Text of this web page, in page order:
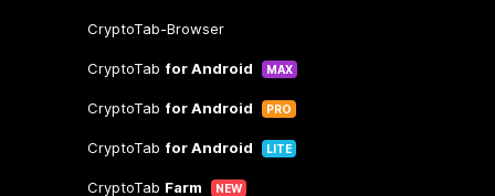
CryptoTab-Browser
CryptoTab for Android MAX
CryptoTab for Android PRO
CryptoTab for Android LITE
CryptoTab Farm NEW